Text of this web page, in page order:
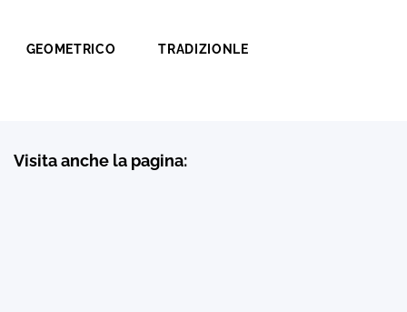
GEOMETRICO TRADIZIONLE
Visita anche la pagina: